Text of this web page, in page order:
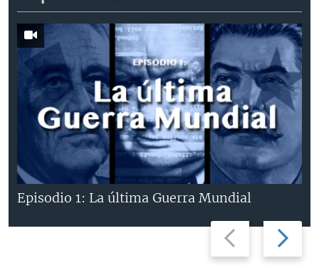
Previous
slide
Next
slide
Episodio 1: La última Guerra Mundial